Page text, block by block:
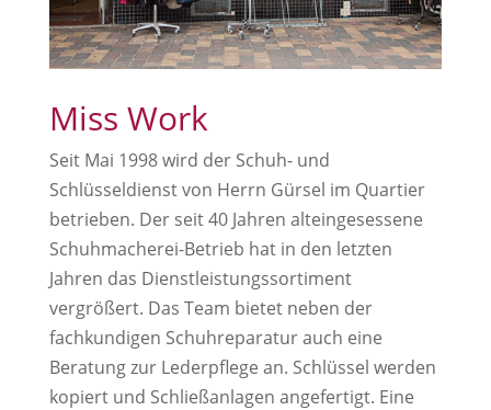
Miss Work
Seit Mai 1998 wird der Schuh- und
Schlüsseldienst von Herrn Gürsel im Quartier
betrieben. Der seit 40 Jahren alteingesessene
Schuhmacherei-Betrieb hat in den letzten
Jahren das Dienstleistungssortiment
vergrößert. Das Team bietet neben der
fachkundigen Schuhreparatur auch eine
Beratung zur Lederpflege an. Schlüssel werden
kopiert und Schließanlagen angefertigt. Eine